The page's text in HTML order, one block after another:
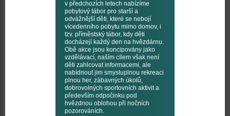
v předchozích letech nabízíme
pobytový tábor pro starší a
odvážnější děti, které se nebojí
vícedenního pobytu mimo domov, i
tzv. příměstský tábor, kdy děti
docházejí každý den na hvězdárnu.
Obě akce jsou koncipovány jako
vzdělávací, naším cílem však není
děti zahlcovat informacemi, ale
nabídnout jim smysluplnou rekreaci
plnou her, zábavných úkolů,
dobrovolných sportovních aktivit a
především odpočinku pod
hvězdnou oblohou při nočních
pozorováních.